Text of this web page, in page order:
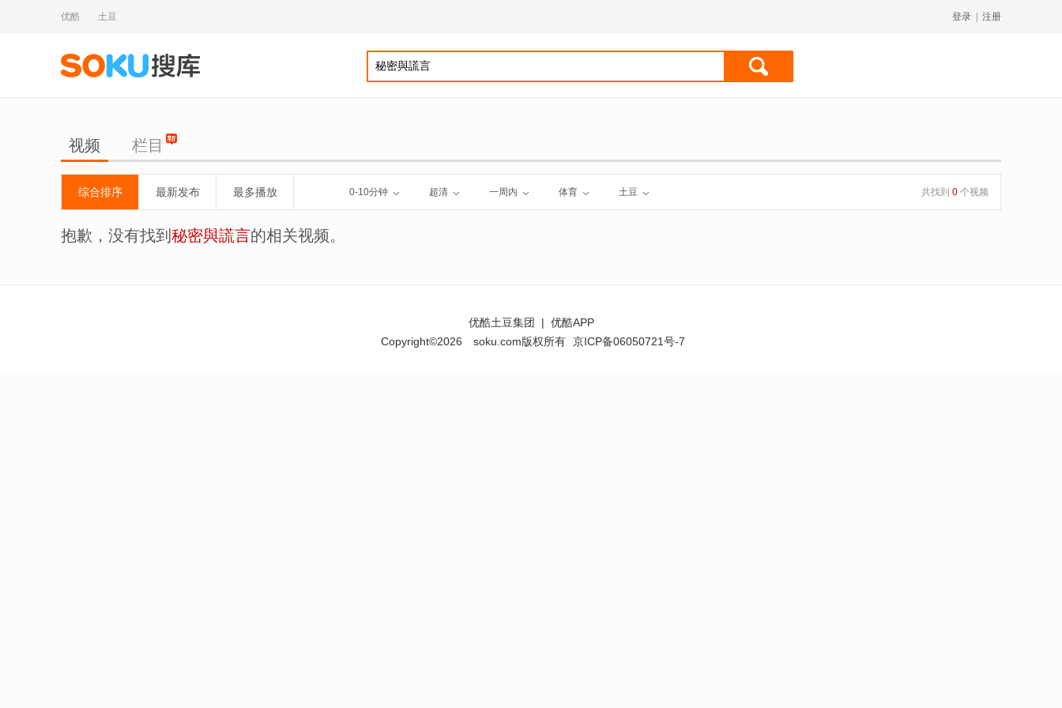
优酷 土豆 登录 注册
视频 栏目
综合排序 最新发布 最多播放 0-10分钟 超清 一周内 体育 土豆 共找到 0 个视频
抱歉，没有找到 秘密與謊言的相关视频。
优酷土豆集团 | 优酷APP
Copyright©2026
soku.com版权所有 京ICP备06050721号-7